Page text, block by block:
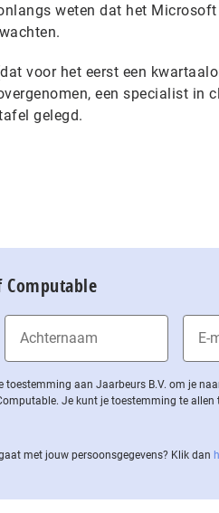
weten dat het
voor het eerst een
een specialist in
gelegd.
toestemming aan Jaarbeurs B.V. om je
Je kunt je toestemming te
met jouw per­soons­ge­ge­vens? Klik dan